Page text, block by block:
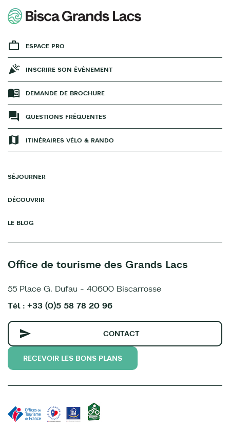
ESPACE PRO
INSCRIRE SON ÉVÉNEMENT
DEMANDE DE BROCHURE
QUESTIONS FRÉQUENTES
ITINÉRAIRES VÉLO & RANDO
SÉJOURNER
DÉCOUVRIR
LE BLOG
Office de tourisme des Grands Lacs
55 Place G. Dufau - 40600 Biscarrosse
Tél : +33 (0)5 58 78 20 96
CONTACT
RECEVOIR LES BONS PLANS